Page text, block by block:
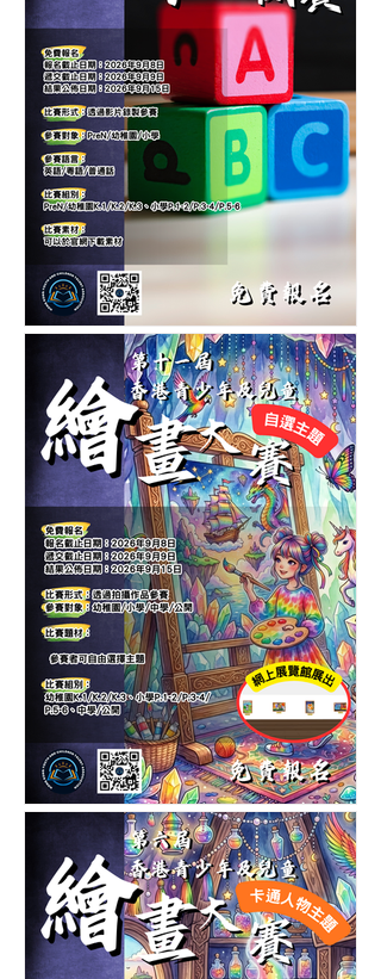
第六屆香港兒童中英文認字
公開賽-認字比賽
第十一屆香港青少年及兒童
繪畫大賽-自選主題繪畫比賽